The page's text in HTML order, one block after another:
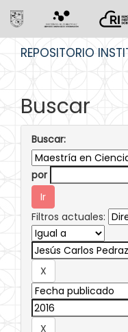
REPOSITORIO
Buscar
Buscar:
por
Filtros actuales: